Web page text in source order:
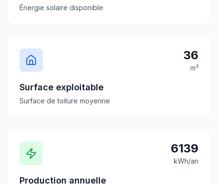
Énergie solaire disponible
36
m²
Surface exploitable
Surface de toiture moyenne
6139
kWh/an
Production annuelle